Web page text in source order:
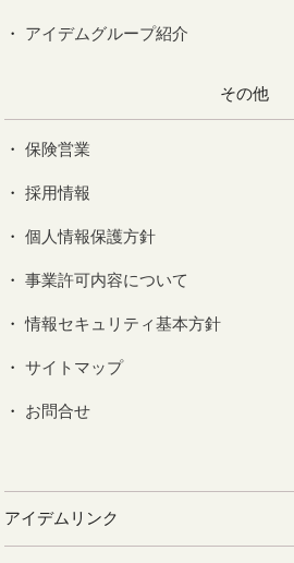
アイデムグループ紹介
その他
保険営業
採用情報
個人情報保護方針
事業許可内容について
情報セキュリティ基本方針
サイトマップ
お問合せ
アイデムリンク